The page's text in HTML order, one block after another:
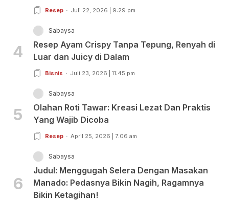
Resep Juli 22, 2026 | 9:29 pm
4
Sabaysa
Resep Ayam Crispy Tanpa Tepung, Renyah di
Luar dan Juicy di Dalam
Bisnis Juli 23, 2026 | 11:45 pm
5
Sabaysa
Olahan Roti Tawar: Kreasi Lezat Dan Praktis
Yang Wajib Dicoba
Resep April 25, 2026 | 7:06 am
6
Sabaysa
Judul: Menggugah Selera Dengan Masakan
Manado: Pedasnya Bikin Nagih, Ragamnya
Bikin Ketagihan!